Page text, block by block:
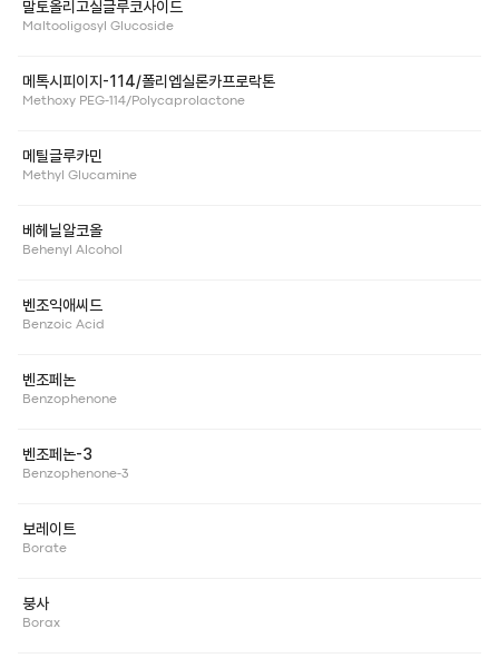
말토올리고실글루코사이드
Maltooligosyl Glucoside
메톡시피이지-114/폴리엡실론카프로락톤
Methoxy PEG-114/Polycaprolactone
메틸글루카민
Methyl Glucamine
베헤닐알코올
Behenyl Alcohol
벤조익애씨드
Benzoic Acid
벤조페논
Benzophenone
벤조페논-3
Benzophenone-3
보레이트
Borate
붕사
Borax